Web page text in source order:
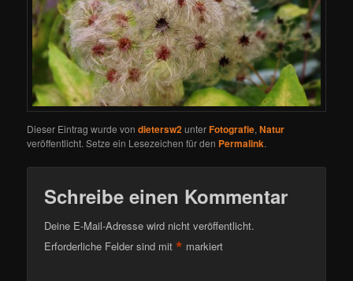
Dieser Eintrag wurde vondietersw2unterFotografie,Natur
veröffentlicht. Setze ein Lesezeichen für den Permalink.
Schreibe einen Kommentar
Deine E-Mail-Adresse wird nicht veröffentlicht.
Erforderliche Felder sind mit* markiert